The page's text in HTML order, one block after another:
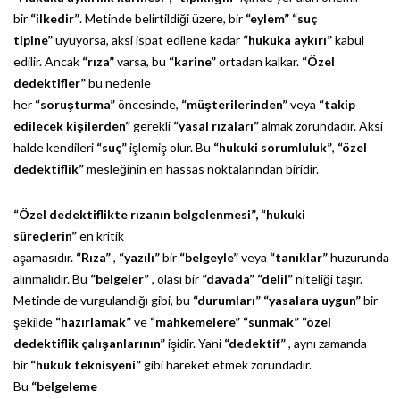
bir “ilkedir”. Metinde belirtildiği üzere, bir “eylem” “suç
tipine”uyuyorsa, aksi ispat edilene kadar “hukuka aykırı”kabul
edilir. Ancak “rıza”varsa, bu “karine”ortadan kalkar. “Özel
dedektifler”bu nedenle
her “soruşturma”öncesinde, “müşterilerinden”veya “takip
edilecek kişilerden”gerekli “yasal rızaları”almak zorundadır. Aksi
halde kendileri “suç”işlemiş olur. Bu “hukuki sorumluluk”, “özel
dedektiflik”mesleğinin en hassas noktalarından biridir.
“Özel dedektiflikte rızanın belgelenmesi”, “hukuki
süreçlerin”en kritik
aşamasıdır. “Rıza”, “yazılı”bir “belgeyle”veya “tanıklar”huzurunda
alınmalıdır. Bu “belgeler”, olası bir “davada” “delil”niteliği taşır.
Metinde de vurgulandığı gibi, bu “durumları” “yasalara uygun”bir
şekilde “hazırlamak”ve “mahkemelere” “sunmak” “özel
dedektiflik çalışanlarının”işidir. Yani “dedektif”, aynı zamanda
bir “hukuk teknisyeni”gibi hareket etmek zorundadır.
Bu “belgeleme